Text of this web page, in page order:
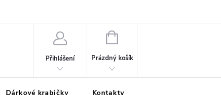
Přihlášení
NÁKUPNÍ
Prázdný košík
Dárkové krabičky Kontakty